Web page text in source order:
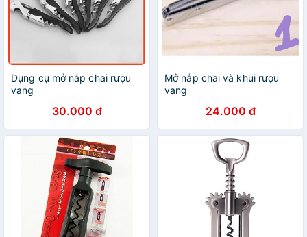
Dụng cụ mở nắp chai rượu
vang
30.000 đ
Mở nắp chai và khui rượu
vang
24.000 đ